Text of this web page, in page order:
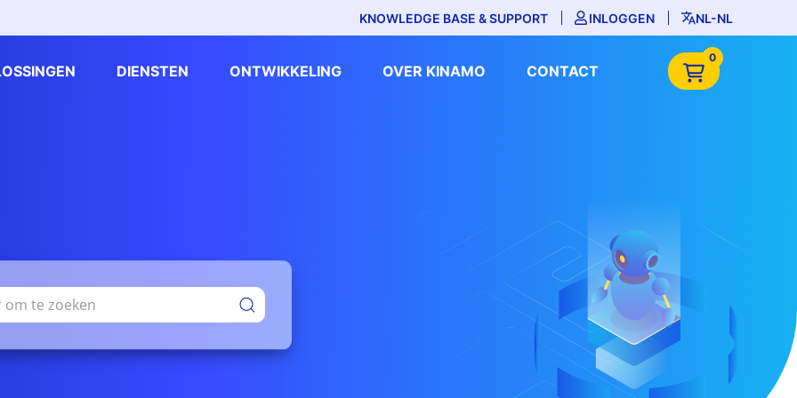
KNOWLEDGE BASE & SUPPORT INLOGGEN NL-NL
DIENSTEN ONTWIKKELING OVER KINAMO CONTACT
0